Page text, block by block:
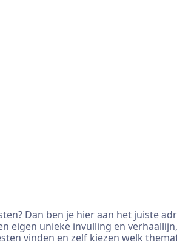
Dan ben je hier aan het juiste
eigen unieke invulling en
vinden en zelf kiezen welk